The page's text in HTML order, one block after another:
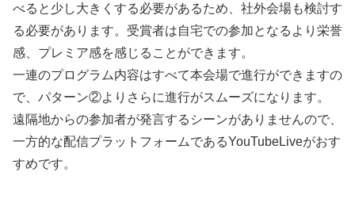
べると少し大きくする必要があるため、社外会場も検討す
る必要があります。受賞者は自宅での参加となるより栄誉
感、プレミア感を感じることができます。
一連のプログラム内容はすべて本会場で進行ができますの
で、パターン②よりさらに進行がスムーズになります。
遠隔地からの参加者が発言するシーンがありませんので、
一方的な配信プラットフォームであるYouTubeLiveがおす
すめです。